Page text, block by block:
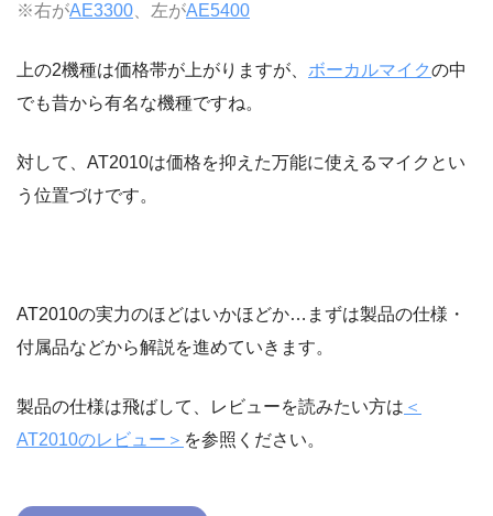
※右がAE3300 、左がAE5400
上の2機種は価格帯が上がりますが、 ボーカルマイクの中
でも昔から有名な機種ですね。
対して、AT2010は価格を抑えた万能に使えるマイクとい
う位置づけです。
AT2010の実力のほどはいかほどか…まずは製品の仕様・
付属品などから解説を進めていきます。
製品の仕様は飛ばして、レビューを読みたい方は ＜
AT2010のレビュー＞ を参照ください。